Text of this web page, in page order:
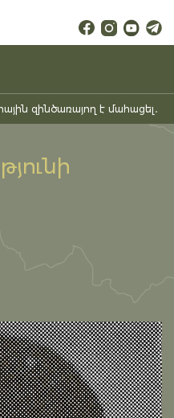
զինծառայող է մահացել․